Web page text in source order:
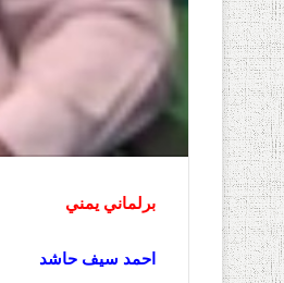
برلماني يمني
احمد سيف حاشد